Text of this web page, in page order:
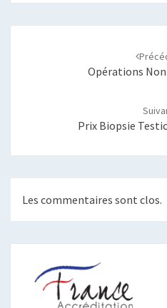
Opérations
Prix Biopsie
Les commentaires sont clos.